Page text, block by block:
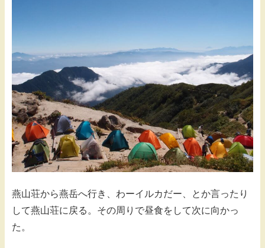
燕山荘から燕岳へ行き、わーイルカだー、とか言ったり
して燕山荘に戻る。その周りで昼食をして次に向かっ
た。